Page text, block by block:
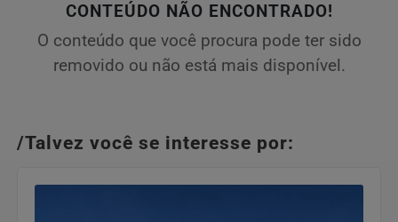
CONTEÚDO NÃO ENCONTRADO!
O conteúdo que você procura pode ter sido
removido ou não está mais disponível.
/Talvez você se interesse por: